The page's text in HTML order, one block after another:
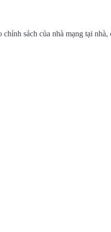
sách của nhà mạng tại